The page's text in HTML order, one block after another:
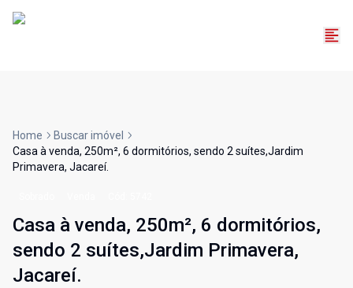
Home
Buscar imóvel
Casa à venda, 250m², 6 dormitórios, sendo 2 suítes,Jardim
Primavera, Jacareí.
Casa à venda, 250m², 6 dormitórios,
sendo 2 suítes,Jardim Primavera,
Jacareí.